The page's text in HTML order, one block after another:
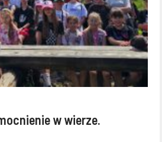
w wierze.